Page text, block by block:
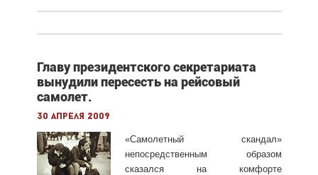
Главу президентского секретариата
вынудили пересесть на рейсовый
самолет.
30 апреля 2009
«Самолетный скандал»
непосредственным образом
сказался на комфорте